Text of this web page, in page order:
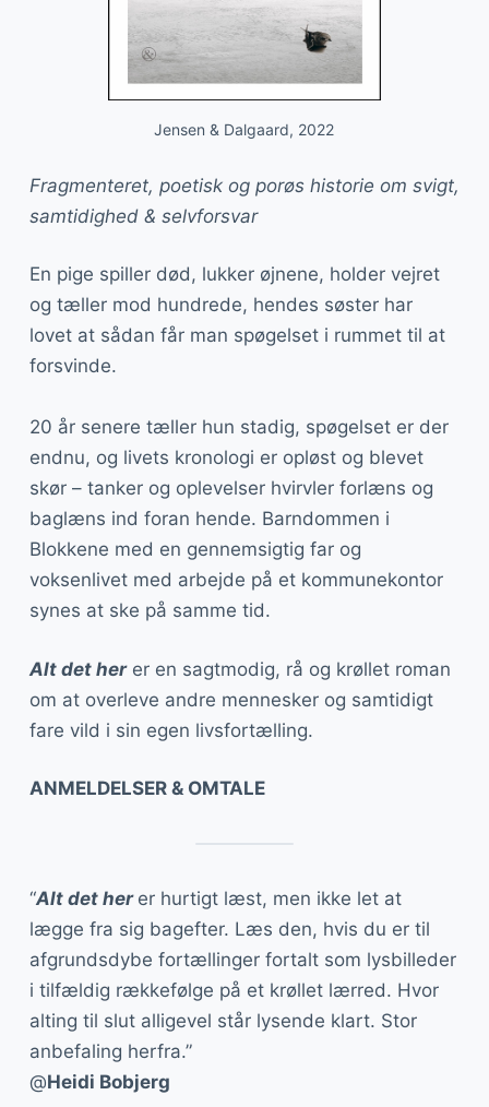
Jensen & Dalgaard, 2022
Fragmenteret, poetisk og porøs historie om svigt,
samtidighed & selvforsvar
En pige spiller død, lukker øjnene, holder vejret
og tæller mod hundrede, hendes søster har
lovet at sådan får man spøgelset i rummet til at
forsvinde.
20 år senere tæller hun stadig, spøgelset er der
endnu, og livets kronologi er opløst og blevet
skør – tanker og oplevelser hvirvler forlæns og
baglæns ind foran hende. Barndommen i
Blokkene med en gennemsigtig far og
voksenlivet med arbejde på et kommunekontor
synes at ske på samme tid.
Alt det herer en sagtmodig, rå og krøllet roman
om at overleve andre mennesker og samtidigt
fare vild i sin egen livsfortælling.
ANMELDELSER & OMTALE
“Alt det her er hurtigt læst, men ikke let at
lægge fra sig bagefter. Læs den, hvis du er til
afgrundsdybe fortællinger fortalt som lysbilleder
i tilfældig rækkefølge på et krøllet lærred. Hvor
alting til slut alligevel står lysende klart. Stor
anbefaling herfra.”
@Heidi Bobjerg